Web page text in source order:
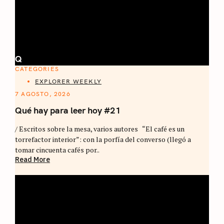
Q
CATEGORIES
EXPLORER WEEKLY
7 AGOSTO, 2026
Qué hay para leer hoy #21
/ Escritos sobre la mesa, varios autores “El café es un
torrefactor interior”: con la porfía del converso (llegó a
tomar cincuenta cafés por..
Read More